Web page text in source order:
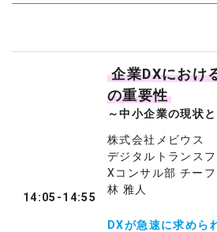
14:05-14:55
企業DXにおけ
の重要性
～中小企業の現状
株式会社メビウス
デジタルトランス
Xコンサル部 チー
林 雅人
DXが急速に求めら